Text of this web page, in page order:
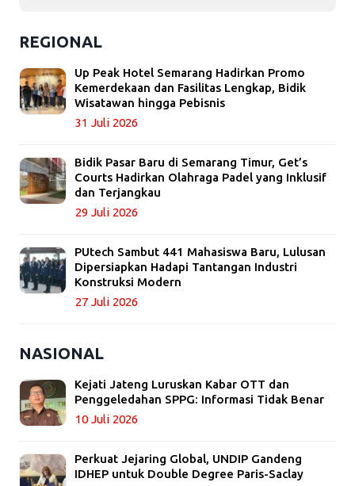
REGIONAL
Up Peak Hotel Semarang Hadirkan Promo
Kemerdekaan dan Fasilitas Lengkap, Bidik
Wisatawan hingga Pebisnis
31 Juli 2026
Bidik Pasar Baru di Semarang Timur, Get’s
Courts Hadirkan Olahraga Padel yang Inklusif
dan Terjangkau
29 Juli 2026
PUtech Sambut 441 Mahasiswa Baru, Lulusan
Dipersiapkan Hadapi Tantangan Industri
Konstruksi Modern
27 Juli 2026
NASIONAL
Kejati Jateng Luruskan Kabar OTT dan
Penggeledahan SPPG: Informasi Tidak Benar
10 Juli 2026
Perkuat Jejaring Global, UNDIP Gandeng
IDHEP untuk Double Degree Paris-Saclay